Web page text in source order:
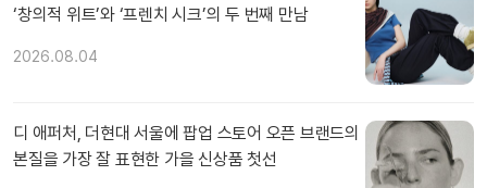
‘창의적 위트’와 ‘프렌치 시크’의 두 번째 만남
2026.08.04
디 애퍼처, 더현대 서울에 팝업 스토어 오픈 브랜드의
본질을 가장 잘 표현한 가을 신상품 첫선